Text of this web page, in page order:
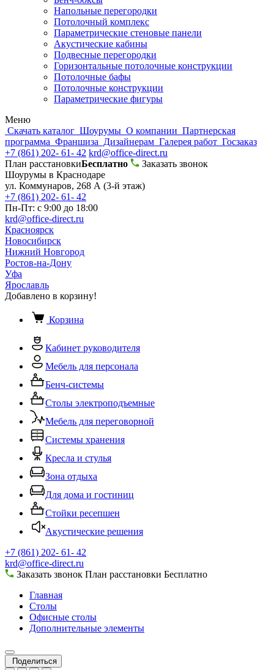
Напольные перегородки
Потолочный комплекс
Параметрические стеновые панели
Акустические кабины
Подвесные перегородки
Горизонтальные потолочные конструкции
Потолочные бафы
Потолочные конструкции
Параметрические фигуры
Меню
Скачать каталог Шоурумы О компании Партнерская
программа Франшиза Дизайнерам Галерея работ Госзаказ
+7 (861) 202- 61- 42 krd@office-direct.ru
План расстановкиБесплатно
Заказать звонок
Шоурумы в Краснодаре
ул. Коммунаров, 268 А (3-й этаж)
+7 (861) 202- 61- 42
Пн-Пт: с 9:00 до 18:00
krd@office-direct.ru
Красноярск
Новосибирск
Нижний Новгород
Ростов-на-Дону
Уфа
Ярославль
Добавлено в корзину!
Корзина
Кабинет руководителя
Мебель для персонала
Бенч-системы
Столы электроподъемные
Мебель для переговорной
Системы хранения
Кресла и стулья
Зона отдыха
Для дома и гостиниц
Стойки ресепшен
Акустические решения
+7 (861) 202- 61- 42
krd@office-direct.ru
Заказать звонок План расстановки Бесплатно
Главная
Столы
Офисные столы
Дополнительные элементы
Поделиться